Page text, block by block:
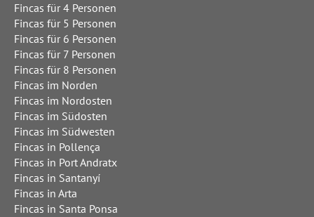
Fincas für 4 Personen
Fincas für 5 Personen
Fincas für 6 Personen
Fincas für 7 Personen
Fincas für 8 Personen
Fincas im Norden
Fincas im Nordosten
Fincas im Südosten
Fincas im Südwesten
Fincas in Pollença
Fincas in Port Andratx
Fincas in Santanyí
Fincas in Arta
Fincas in Santa Ponsa